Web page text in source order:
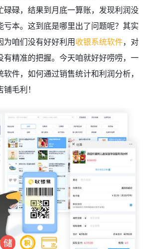
碌碌，结果到月底一算账，发现利润没
亏本。这到底是哪里出了问题呢？其实
为咱们没有好好利用收银系统软件，对
有精准的把握。今天咱就好好唠唠，一
件，如何通过销售统计和利润分析，
毛利！